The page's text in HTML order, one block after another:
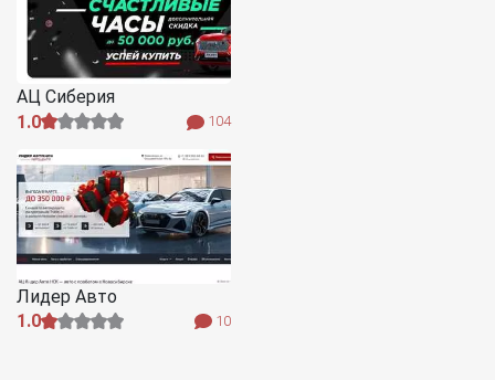
АЦ Сиберия
1.0
104
Лидер Авто
1.0
10